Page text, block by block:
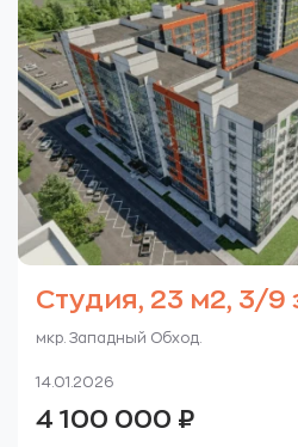
Студия, 23 м2, 3/9
мкр. Западный Обход.
14.01.2026
4 100 000 ₽